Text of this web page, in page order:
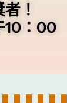
！
10：00